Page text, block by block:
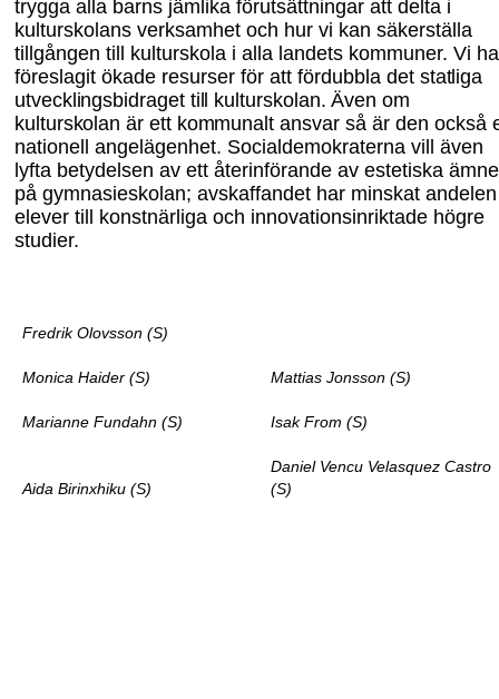
trygga alla barns jämlika förutsättningar att delta i
kulturskolans verksamhet och hur vi kan säkerställa
tillgången till kulturskola i alla landets kommuner. Vi
föreslagit ökade resurser för att fördubbla det statliga
utvecklingsbidraget till kulturskolan. Även om
kulturskolan är ett kommunalt ansvar så är den också
nationell angelägenhet. Socialdemokraterna vill även
lyfta betydelsen av ett återinförande av estetiska
på gymnasieskolan; avskaffandet har minskat andelen
elever till konstnärliga och innovationsinriktade högre
studier.
Fredrik Olovsson (S)
Monica Haider (S) Mattias Jonsson (S)
Marianne Fundahn (S) Isak From (S)
Aida Birinxhiku (S)
Daniel Vencu Velasquez Castro
(S)